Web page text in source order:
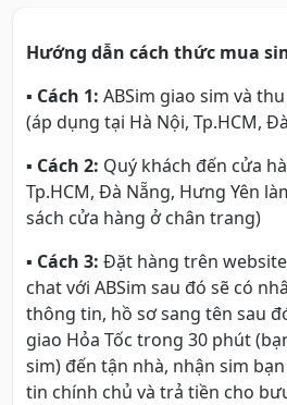
Hướng dẫn cách thức mua
▪ Cách 1: ABSim giao sim và
(áp dụng tại Hà Nội, Tp.HCM,
▪ Cách 2: Quý khách đến cửa
Tp.HCM, Đà Nẵng, Hưng Yên
sách cửa hàng ở chân trang)
▪ Cách 3: Đặt hàng trên
chat với ABSim sau đó sẽ có
thông tin, hồ sơ sang tên sau
giao Hỏa Tốc trong 30 phút
sim) đến tận nhà, nhận sim
tin chính chủ và trả tiền cho